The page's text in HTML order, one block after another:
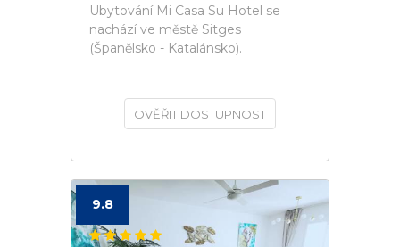
Ubytování Mi Casa Su Hotel se
nachází ve městě Sitges
(Španělsko - Katalánsko).
OVĚŘIT DOSTUPNOST
9.8